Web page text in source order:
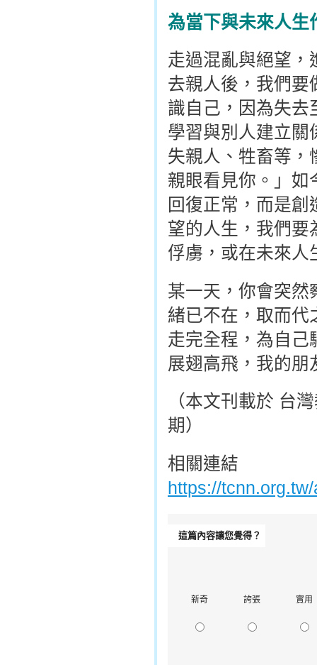
為當下與未來人生
走過混亂與絕望，
去親人後，我們要
識自己，因為失去
學習與別人建立關
失親人、牲畜等，
親眼看見你。」如
回復正常，而是
望的人生，我們要
俘虜，或在未來人
某一天，你會突然
緒已不在，取而代
走完全程，為自己
展翅高飛，我的朋
（本文刊載於 台
期）
相關連結
https://
這篇內容讓您覺得？
新奇 誇張 實用